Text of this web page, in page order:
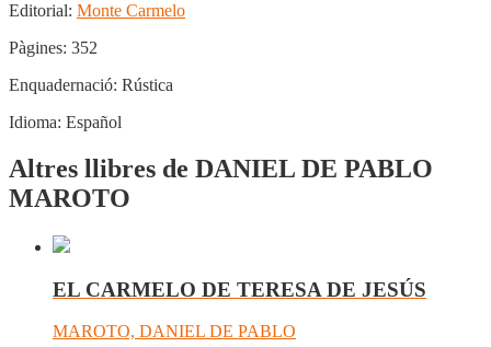
Editorial: Monte Carmelo
Pàgines: 352
Enquadernació: Rústica
Idioma: Español
Altres llibres de DANIEL DE PABLO
MAROTO
EL CARMELO DE TERESA DE JESÚS
MAROTO, DANIEL DE PABLO